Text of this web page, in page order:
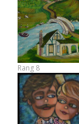
Rang 8